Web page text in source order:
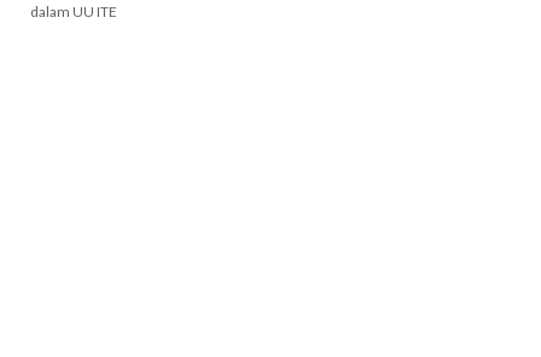
dalam UU ITE